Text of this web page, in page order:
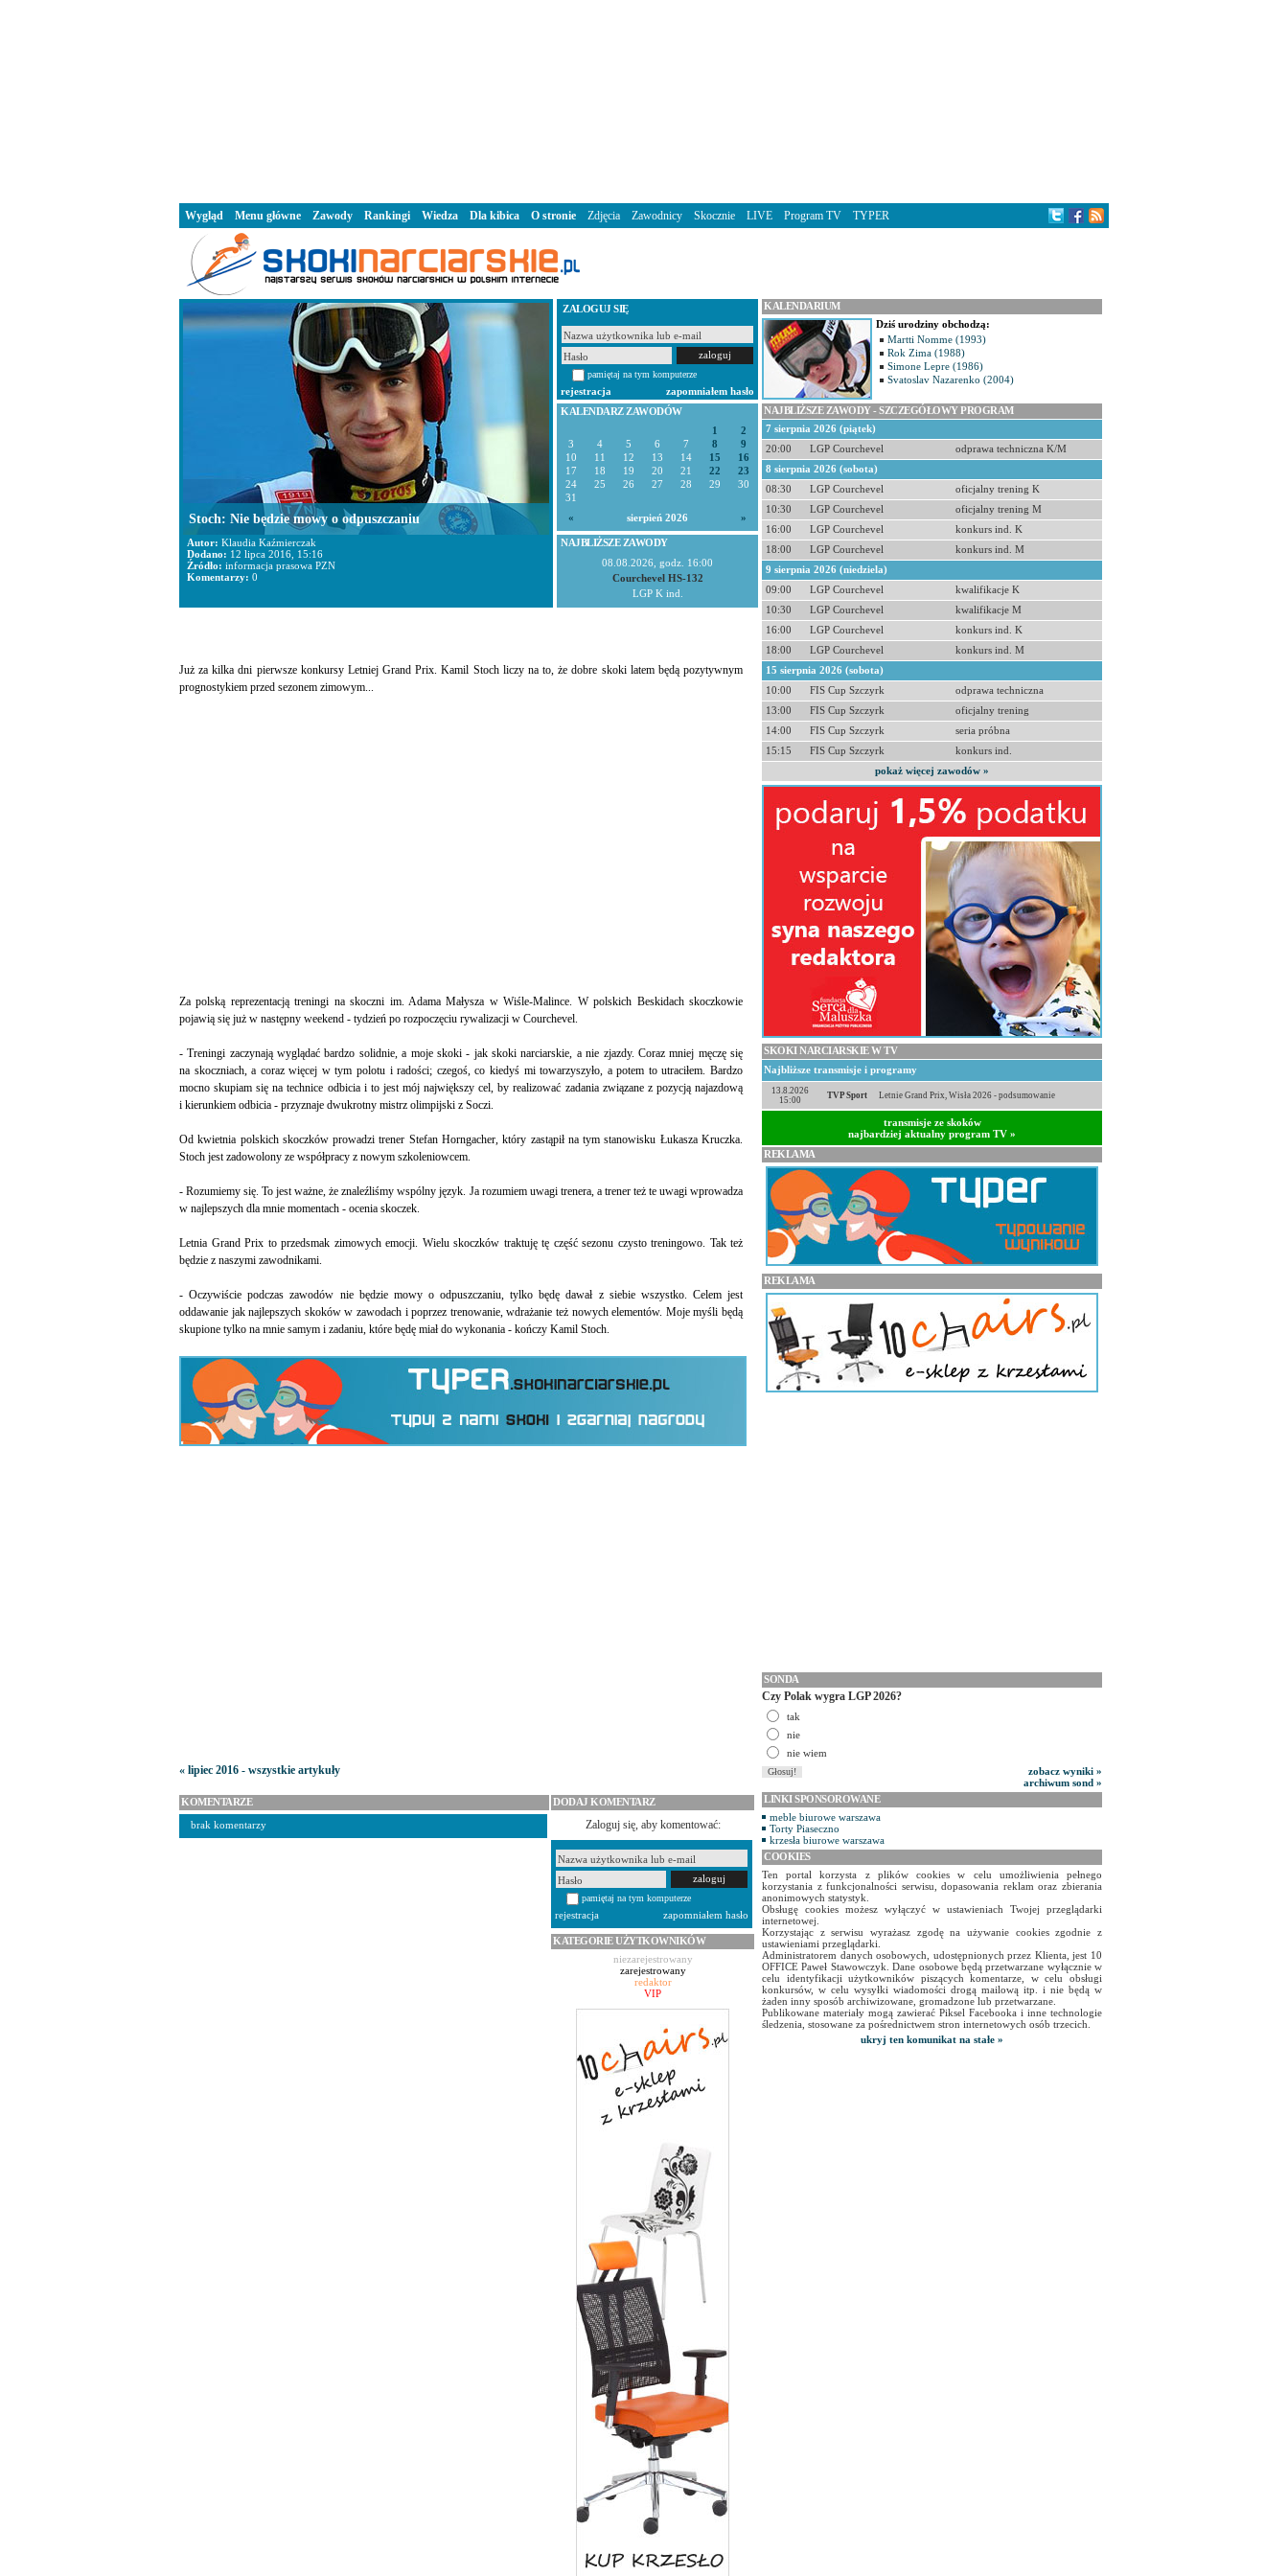
ZALOGUJ SIĘ
pamiętaj na tym komputerze
rejestracja
zapomniałem hasło
KALENDARZ ZAWODÓW
1
2
3
4 5 6 7 8
9
10
11 12 13 14 15
16
17
18 19 20 21 22
23
24
25 26 27 28 29
30
31
«
sierpień 2026 »
NAJBLIŻSZE ZAWODY
08.08.2026, godz. 16:00
Courchevel HS-132
LGP K ind.
Już za kilka dni pierwsze konkursy Letniej Grand Prix. Kamil Stoch liczy na to, że dobre skoki latem będą pozytywnym
prognostykiem przed sezonem zimowym...
Za polską reprezentacją treningi na skoczni im. Adama Małysza w Wiśle-Malince. W polskich Beskidach skoczkowie
pojawią się już w następny weekend - tydzień po rozpoczęciu rywalizacji w Courchevel.
- Treningi zaczynają wyglądać bardzo solidnie, a moje skoki - jak skoki narciarskie, a nie zjazdy. Coraz mniej męczę się
na skoczniach, a coraz więcej w tym polotu i radości; czegoś, co kiedyś mi towarzyszyło, a potem to utraciłem. Bardzo
mocno skupiam się na technice odbicia i to jest mój największy cel, by realizować zadania związane z pozycją najazdową
i kierunkiem odbicia - przyznaje dwukrotny mistrz olimpijski z Soczi.
Od kwietnia polskich skoczków prowadzi trener Stefan Horngacher, który zastąpił na tym stanowisku Łukasza Kruczka.
Stoch jest zadowolony ze współpracy z nowym szkoleniowcem.
- Rozumiemy się. To jest ważne, że znaleźliśmy wspólny język. Ja rozumiem uwagi trenera, a trener też te uwagi wprowadza
w najlepszych dla mnie momentach - ocenia skoczek.
Letnia Grand Prix to przedsmak zimowych emocji. Wielu skoczków traktuję tę część sezonu czysto treningowo. Tak też
będzie z naszymi zawodnikami.
- Oczywiście podczas zawodów nie będzie mowy o odpuszczaniu, tylko będę dawał z siebie wszystko. Celem jest
oddawanie jak najlepszych skoków w zawodach i poprzez trenowanie, wdrażanie też nowych elementów. Moje myśli będą
skupione tylko na mnie samym i zadaniu, które będę miał do wykonania - kończy Kamil Stoch.
« lipiec 2016 - wszystkie artykuły
KOMENTARZE
brak komentarzy
DODAJ KOMENTARZ
Zaloguj się, aby komentować:
pamiętaj na tym komputerze
rejestracja
zapomniałem hasło
KATEGORIE UŻYTKOWNIKÓW
niezarejestrowany
zarejestrowany
redaktor
VIP
Stoch: Nie będzie mowy o odpuszczaniu
Autor: Klaudia Kaźmierczak
Dodano: 12 lipca 2016, 15:16
Źródło: informacja prasowa PZN
Komentarzy: 0
KALENDARIUM
Dziś urodziny obchodzą:
Martti Nomme (1993)
Rok Zima (1988)
Simone Lepre (1986)
Svatoslav Nazarenko (2004)
NAJBLIŻSZE ZAWODY - SZCZEGÓŁOWY PROGRAM
7 sierpnia 2026 (piątek)
20:00
LGP Courchevel
odprawa techniczna K/M
8 sierpnia 2026 (sobota)
08:30
LGP Courchevel
oficjalny trening K
10:30
LGP Courchevel
oficjalny trening M
16:00
LGP Courchevel
konkurs ind. K
18:00
LGP Courchevel
konkurs ind. M
9 sierpnia 2026 (niedziela)
09:00
LGP Courchevel
kwalifikacje K
10:30
LGP Courchevel
kwalifikacje M
16:00
LGP Courchevel
konkurs ind. K
18:00
LGP Courchevel
konkurs ind. M
15 sierpnia 2026 (sobota)
10:00
FIS Cup Szczyrk
odprawa techniczna
13:00
FIS Cup Szczyrk
oficjalny trening
14:00
FIS Cup Szczyrk
seria próbna
15:15
FIS Cup Szczyrk
konkurs ind.
pokaż więcej zawodów »
SKOKI NARCIARSKIE W TV
Najbliższe transmisje i programy
13.8.2026
15:00
TVP Sport Letnie Grand Prix, Wisła 2026 - podsumowanie
transmisje ze skoków
najbardziej aktualny program TV »
REKLAMA
REKLAMA
SONDA
Czy Polak wygra LGP 2026?
tak
nie
nie wiem
zobacz wyniki »
archiwum sond »
LINKI SPONSOROWANE
meble biurowe warszawa
Torty Piaseczno
krzesła biurowe warszawa
COOKIES
Ten portal korzysta z plików cookies w celu umożliwienia pełnego
korzystania z funkcjonalności serwisu, dopasowania reklam oraz zbierania
anonimowych statystyk.
Obsługę cookies możesz wyłączyć w ustawieniach Twojej przeglądarki
internetowej.
Korzystając z serwisu wyrażasz zgodę na używanie cookies zgodnie z
ustawieniami przeglądarki.
Administratorem danych osobowych, udostępnionych przez Klienta, jest 10
OFFICE Paweł Stawowczyk. Dane osobowe będą przetwarzane wyłącznie w
celu identyfikacji użytkowników piszących komentarze, w celu obsługi
konkursów, w celu wysyłki wiadomości drogą mailową itp. i nie będą w
żaden inny sposób archiwizowane, gromadzone lub przetwarzane.
Publikowane materiały mogą zawierać Piksel Facebooka i inne technologie
śledzenia, stosowane za pośrednictwem stron internetowych osób trzecich.
ukryj ten komunikat na stałe »
Wygląd Menu główne Zawody Rankingi Wiedza Dla kibica O stronie Zdjęcia Zawodnicy Skocznie LIVE Program TV TYPER